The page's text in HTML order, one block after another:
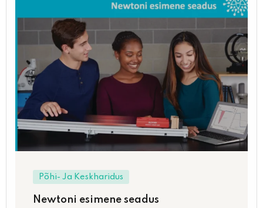
Põhi- Ja Keskharidus
Newtoni esimene seadus
Sign up
Already have an account?Sign in